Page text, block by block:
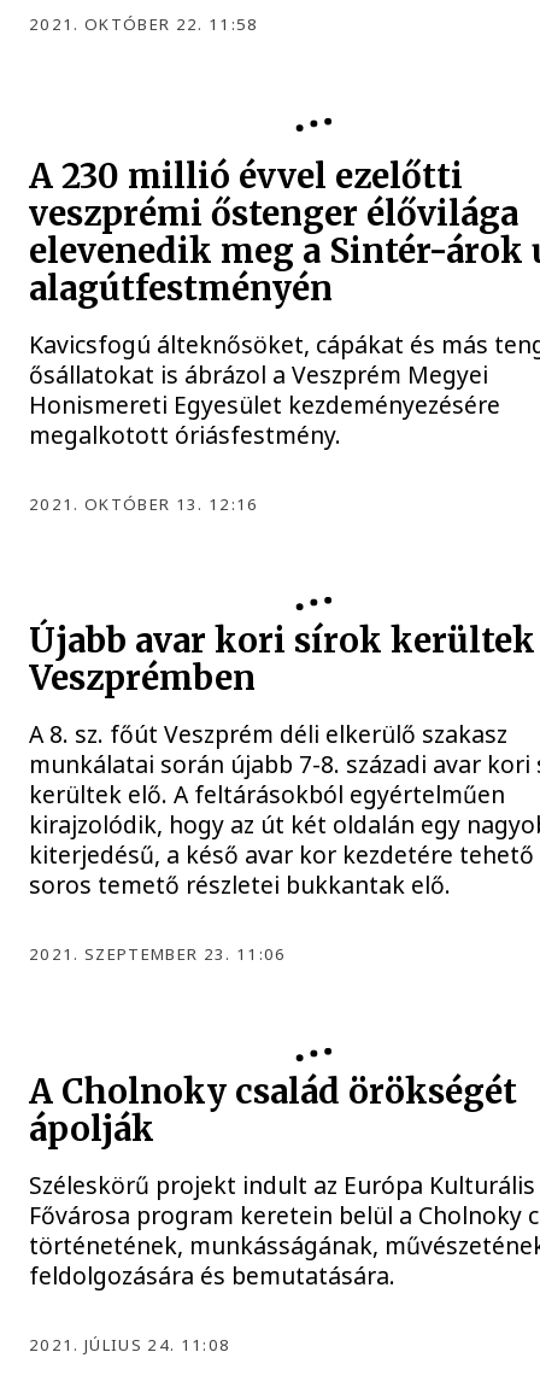
2021. OKTÓBER 22. 11:58
A 230 millió évvel ezelőtti
veszprémi őstenger élővilága
elevenedik meg a Sintér-árok
alagútfestményén
Kavicsfogú álteknősöket, cápákat és más
ősállatokat is ábrázol a Veszprém Megyei
Honismereti Egyesület kezdeményezésére
megalkotott óriásfestmény.
2021. OKTÓBER 13. 12:16
Újabb avar kori sírok
Veszprémben
A 8. sz. főút Veszprém déli elkerülő szakasz
munkálatai során újabb 7-8. századi avar kori
kerültek elő. A feltárásokból egyértelműen
kirajzolódik, hogy az út két oldalán egy
kiterjedésű, a késő avar kor kezdetére tehető
soros temető részletei bukkantak elő.
2021. SZEPTEMBER 23. 11:06
A Cholnoky család örökségét
ápolják
Széleskörű projekt indult az Európa Kulturális
Fővárosa program keretein belül a Cholnoky
történetének, munkásságának,
feldolgozására és bemutatására.
2021. JÚLIUS 24. 11:08